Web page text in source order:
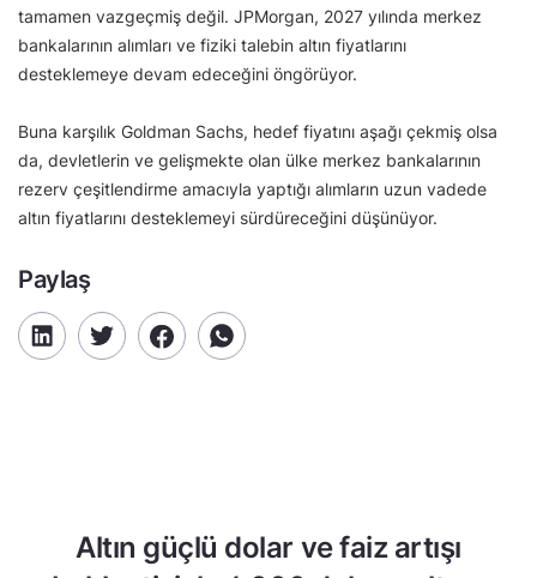
tamamen vazgeçmiş değil. JPMorgan, 2027 yılında merkez
bankalarının alımları ve fiziki talebin altın fiyatlarını
desteklemeye devam edeceğini öngörüyor.
Buna karşılık Goldman Sachs, hedef fiyatını aşağı çekmiş olsa
da, devletlerin ve gelişmekte olan ülke merkez bankalarının
rezerv çeşitlendirme amacıyla yaptığı alımların uzun vadede
altın fiyatlarını desteklemeyi sürdüreceğini düşünüyor.
Paylaş
Altın güçlü dolar ve faiz artışı